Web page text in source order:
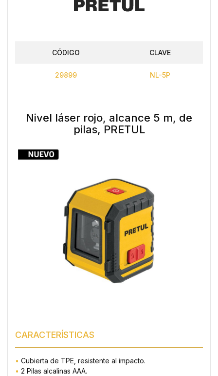
CÓDIGO CLAVE
29899 NL-5P
Nivel láser rojo, alcance 5 m, de
pilas, PRETUL
CARACTERÍSTICAS
• Cubierta de TPE, resistente al impacto.
• 2 Pilas alcalinas AAA.